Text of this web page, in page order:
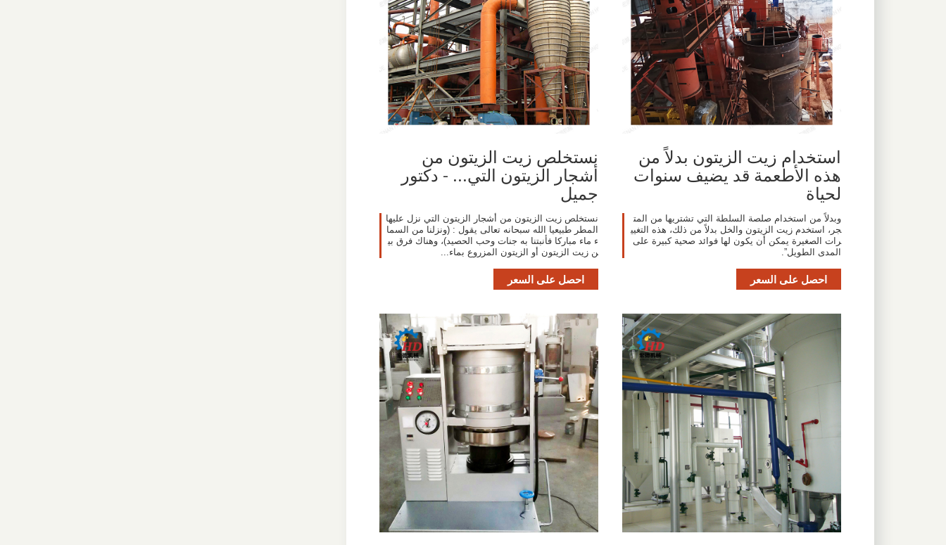
استخدام زيت الزيتون بدلاً من
هذه الأطعمة قد يضيف سنوات
لحياة
وبدلاً من استخدام صلصة السلطة التي تشتريها من المت
جر، استخدم زيت الزيتون والخل بدلاً من ذلك، هذه التغيي
رات الصغيرة يمكن أن يكون لها فوائد صحية كبيرة على
المدى الطويل”.
احصل على السعر
‫نستخلص زيت الزيتون من
أشجار الزيتون التي... - دكتور
جميل
نستخلص زيت الزيتون من أشجار الزيتون التي نزل عليها
المطر طبيعيا الله سبحانه تعالى يقول : (ونزلنا من السما
ء ماء مباركا فأنبتنا به جنات وحب الحصيد)، وهناك فرق بي
ن زيت الزيتون أو الزيتون المزروع بماء...
احصل على السعر